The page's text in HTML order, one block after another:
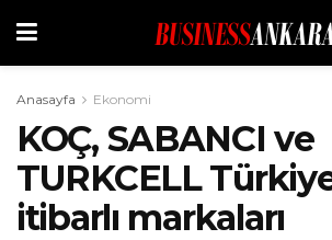
Anasayfa Ekonomi
KOÇ, SABANCI ve
TURKCELL
itibarlı markaları